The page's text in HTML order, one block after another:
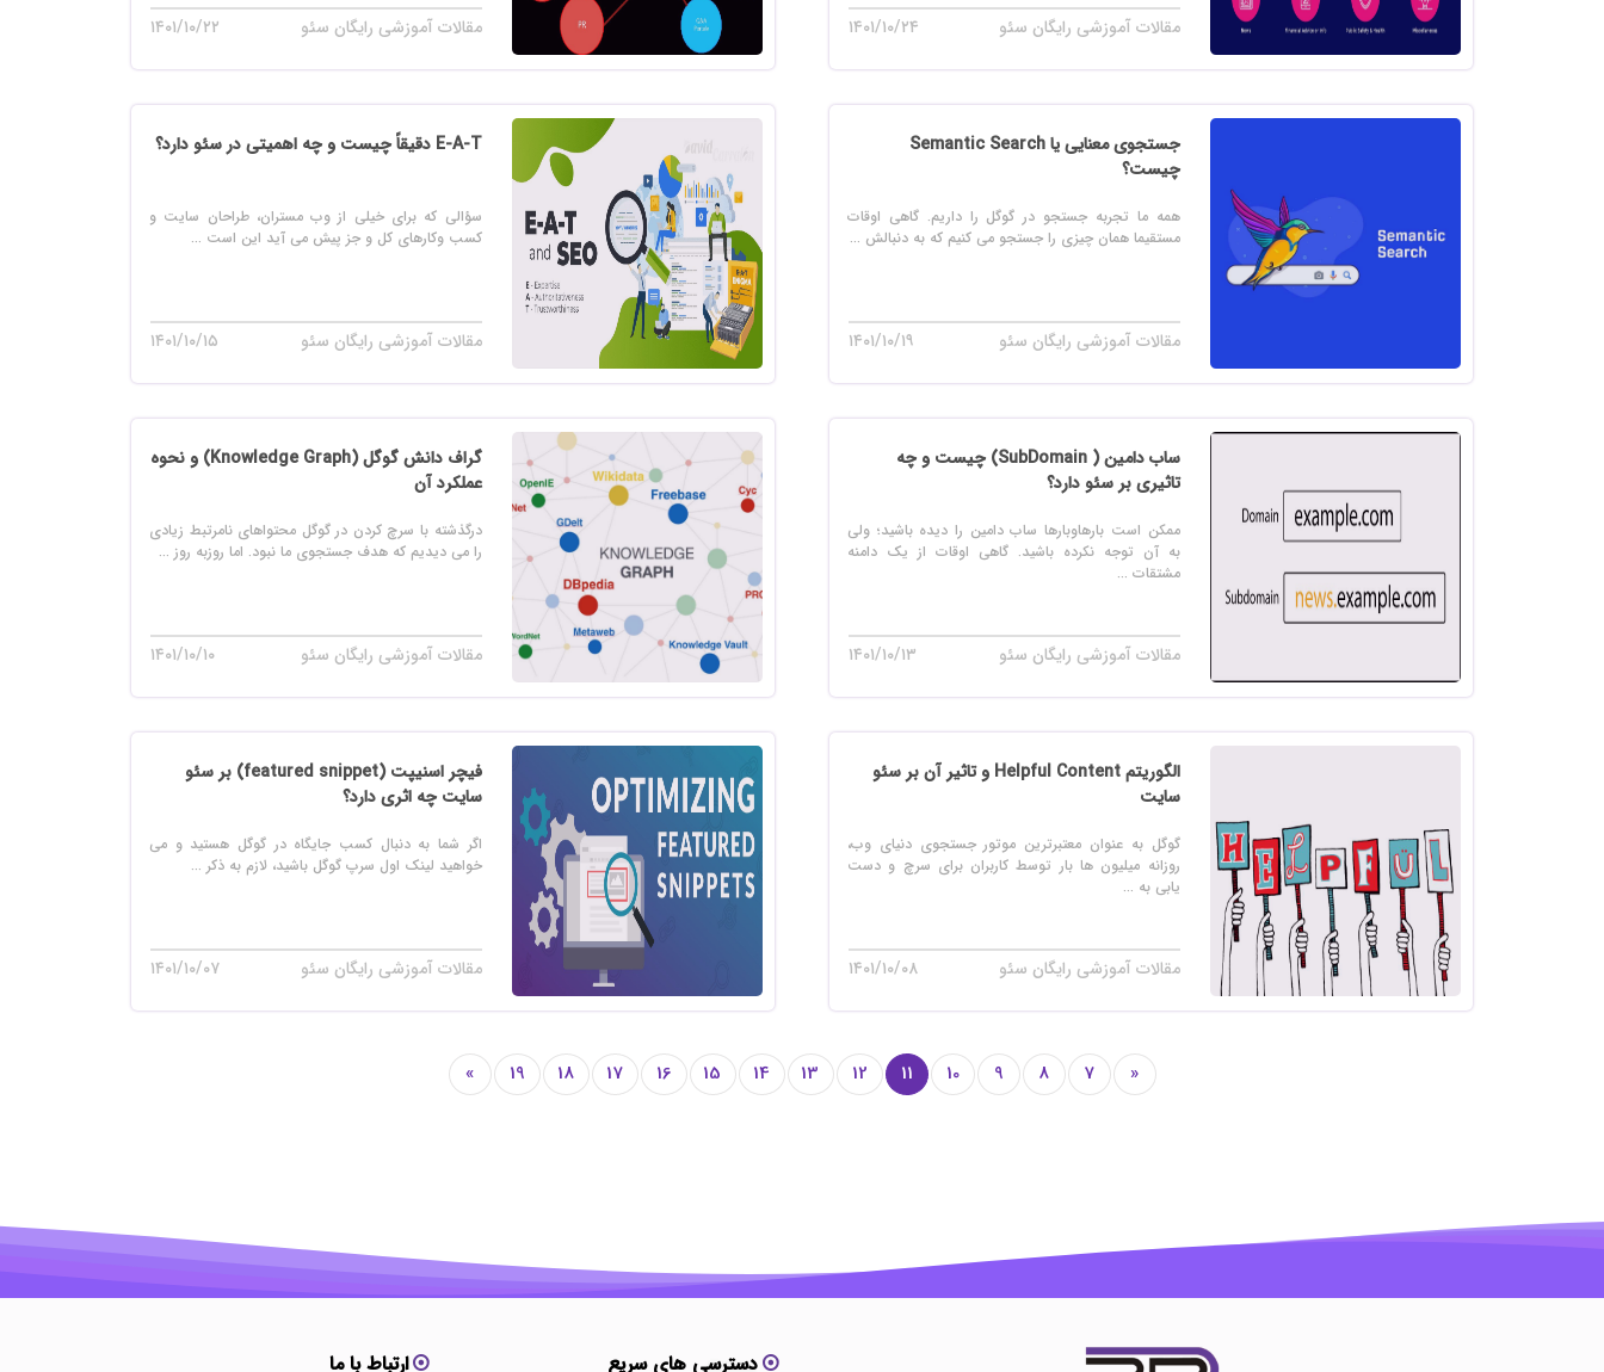
خرید سایت همایش
مقالات آموزشی رایگان سئو ۱۴۰۱/۱۰/۲۴ مقالات آموزشی رایگان سئو ۱۴۰۱/۱۰/۲۲
جستجوی معنایی یا Semantic Search
چیست؟
همه ما تجربه جستجو در گوگل را داریم. گاهی اوقات
مستقیما همان چیزی را جستجو می کنیم که به دنبالش ...
مقالات آموزشی رایگان سئو ۱۴۰۱/۱۰/۱۹
E-A-T دقیقاً چیست و چه اهمیتی در سئو دارد؟
سؤالی که برای خیلی از وب مستران، طراحان سایت و
کسب وکارهای کل و جز پیش می آید این است ...
مقالات آموزشی رایگان سئو ۱۴۰۱/۱۰/۱۵
ساب دامین ( SubDomain) چیست و چه
تاثیری بر سئو دارد؟
ممکن است بارهاوبارها ساب دامین را دیده باشید؛ ولی
به آن توجه نکرده باشید. گاهی اوقات از یک دامنه
مشتقات ...
مقالات آموزشی رایگان سئو ۱۴۰۱/۱۰/۱۳
گراف دانش گوگل (Knowledge Graph) و نحوه
عملکرد آن
درگذشته با سرچ کردن در گوگل محتواهای نامرتبط زیادی
را می دیدیم که هدف جستجوی ما نبود. اما روزبه روز ...
مقالات آموزشی رایگان سئو ۱۴۰۱/۱۰/۱۰
الگوریتم Helpful Content و تاثیر آن بر سئو
سایت
گوگل به عنوان معتبرترین موتور جستجوی دنیای وب،
روزانه میلیون ها بار توسط کاربران برای سرچ و دست
یابی به ...
مقالات آموزشی رایگان سئو ۱۴۰۱/۱۰/۰۸
فیچر اسنیپت (featured snippet) بر سئو
سایت چه اثری دارد؟
اگر شما به دنبال کسب جایگاه در گوگل هستید و می
خواهید لینک اول سرپ گوگل باشید، لازم به ذکر ...
مقالات آموزشی رایگان سئو ۱۴۰۱/۱۰/۰۷
«
7
8
9
10
11
12
13
14
15
16
17
18
19
»
دسترسی های سریع ارتباط با ما